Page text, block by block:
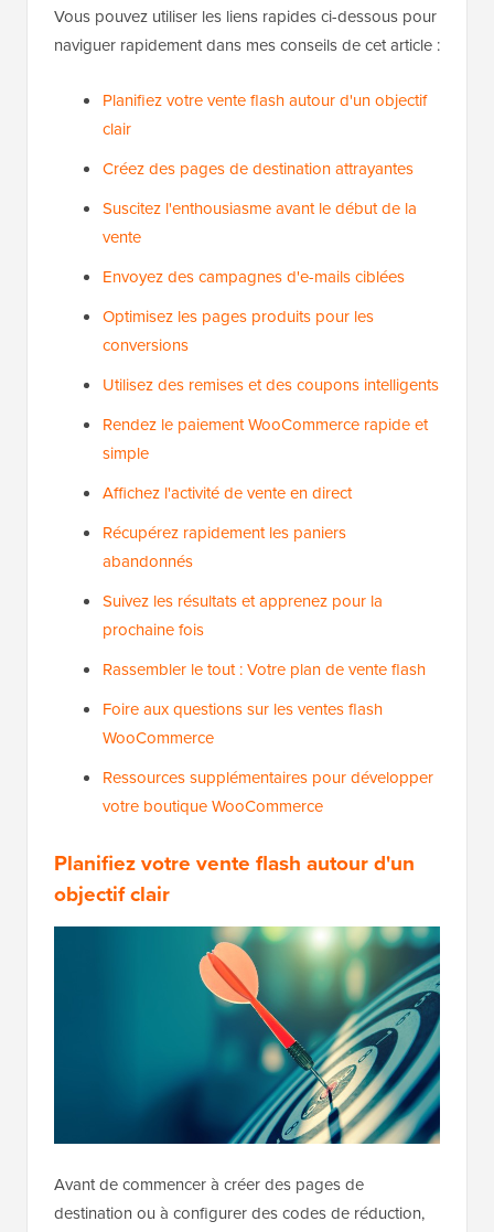
Vous pouvez utiliser les liens rapides ci-dessous pour
naviguer rapidement dans mes conseils de cet article :
Planifiez votre vente flash autour d'un objectif
clair
Créez des pages de destination attrayantes
Suscitez l'enthousiasme avant le début de la
vente
Envoyez des campagnes d'e-mails ciblées
Optimisez les pages produits pour les
conversions
Utilisez des remises et des coupons intelligents
Rendez le paiement WooCommerce rapide et
simple
Affichez l'activité de vente en direct
Récupérez rapidement les paniers
abandonnés
Suivez les résultats et apprenez pour la
prochaine fois
Rassembler le tout : Votre plan de vente flash
Foire aux questions sur les ventes flash
WooCommerce
Ressources supplémentaires pour développer
votre boutique WooCommerce
Planifiez votre vente flash autour d'un
objectif clair
Avant de commencer à créer des pages de
destination ou à configurer des codes de réduction,